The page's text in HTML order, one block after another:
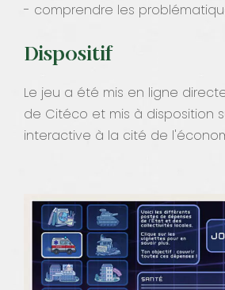
- comprendre les
Dispositif
Le jeu a été mis en ligne
de Citéco et mis à disposition
interactive à la cité de